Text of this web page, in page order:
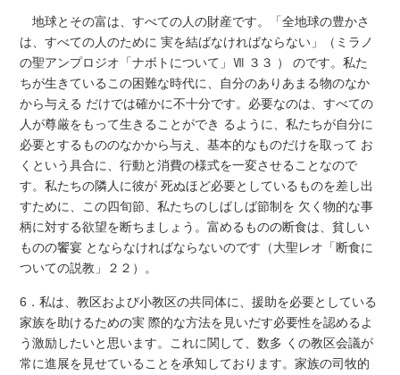
地球とその富は、すべての人の財産です。「全地球の豊かさ
は、すべての人のために 実を結ばなければならない」（ミラノ
の聖アンプロジオ「ナボトについて」Ⅶ ３３ ） のです。私た
ちが生きているこの困難な時代に、自分のありあまる物のなか
から与える だけでは確かに不十分です。必要なのは、すべての
人が尊厳をもって生きることができ るように、私たちが自分に
必要とするもののなかから与え、基本的なものだけを取って お
くという具合に、行動と消費の様式を一変させることなので
す。私たちの隣人に彼が 死ぬほど必要としているものを差し出
すために、この四旬節、私たちのしばしば節制を 欠く物的な事
柄に対する欲望を断ちましょう。富めるものの断食は、貧しい
ものの饗宴 とならなければならないのです（大聖レオ「断食に
ついての説教」２２）。
6．私は、教区および小教区の共同体に、援助を必要としている
家族を助けるための実 際的な方法を見いだす必要性を認めるよ
う激励したいと思います。これに関して、数多 くの教区会議が
常に進展を見せていることを承知しております。家族の司牧的